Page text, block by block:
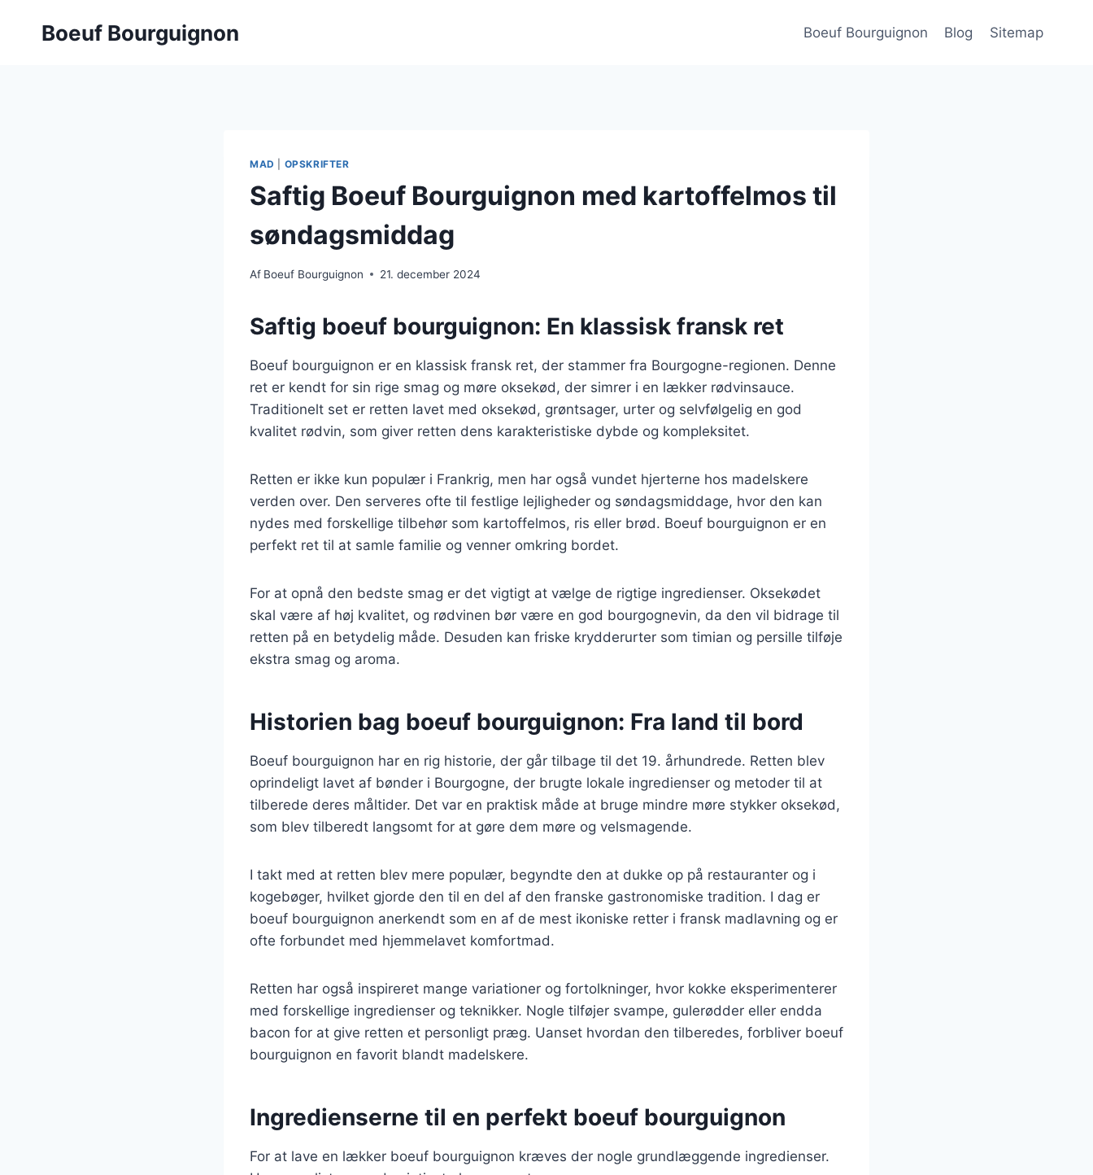
Boeuf Bourguignon Boeuf Bourguignon Blog Sitemap
MAD OPSKRIFTER
Saftig Boeuf Bourguignon med kartoffelmos til
søndagsmiddag
Af Boeuf Bourguignon 21. december 2024
Saftig boeuf bourguignon: En klassisk fransk ret
Boeuf bourguignon er en klassisk fransk ret, der stammer fra Bourgogne-regionen. Denne
ret er kendt for sin rige smag og møre oksekød, der simrer i en lækker rødvinsauce.
Traditionelt set er retten lavet med oksekød, grøntsager, urter og selvfølgelig en god
kvalitet rødvin, som giver retten dens karakteristiske dybde og kompleksitet.
Retten er ikke kun populær i Frankrig, men har også vundet hjerterne hos madelskere
verden over. Den serveres ofte til festlige lejligheder og søndagsmiddage, hvor den kan
nydes med forskellige tilbehør som kartoffelmos, ris eller brød. Boeuf bourguignon er en
perfekt ret til at samle familie og venner omkring bordet.
For at opnå den bedste smag er det vigtigt at vælge de rigtige ingredienser. Oksekødet
skal være af høj kvalitet, og rødvinen bør være en god bourgognevin, da den vil bidrage til
retten på en betydelig måde. Desuden kan friske krydderurter som timian og persille tilføje
ekstra smag og aroma.
Historien bag boeuf bourguignon: Fra land til bord
Boeuf bourguignon har en rig historie, der går tilbage til det 19. århundrede. Retten blev
oprindeligt lavet af bønder i Bourgogne, der brugte lokale ingredienser og metoder til at
tilberede deres måltider. Det var en praktisk måde at bruge mindre møre stykker oksekød,
som blev tilberedt langsomt for at gøre dem møre og velsmagende.
I takt med at retten blev mere populær, begyndte den at dukke op på restauranter og i
kogebøger, hvilket gjorde den til en del af den franske gastronomiske tradition. I dag er
boeuf bourguignon anerkendt som en af de mest ikoniske retter i fransk madlavning og er
ofte forbundet med hjemmelavet komfortmad.
Retten har også inspireret mange variationer og fortolkninger, hvor kokke eksperimenterer
med forskellige ingredienser og teknikker. Nogle tilføjer svampe, gulerødder eller endda
bacon for at give retten et personligt præg. Uanset hvordan den tilberedes, forbliver boeuf
bourguignon en favorit blandt madelskere.
Ingredienserne til en perfekt boeuf bourguignon
For at lave en lækker boeuf bourguignon kræves der nogle grundlæggende ingredienser.